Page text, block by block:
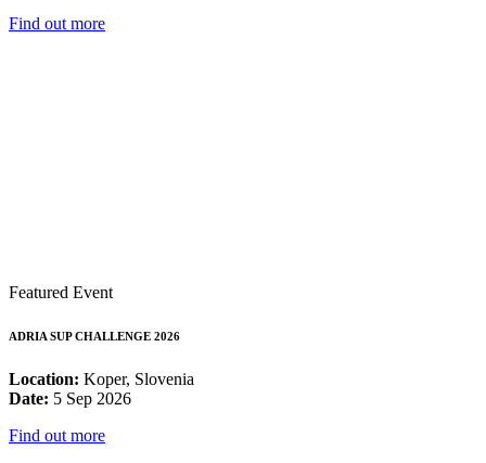
Find out more
Featured Event
ADRIA SUP CHALLENGE 2026
Location: Koper, Slovenia
Date: 5 Sep 2026
Find out more